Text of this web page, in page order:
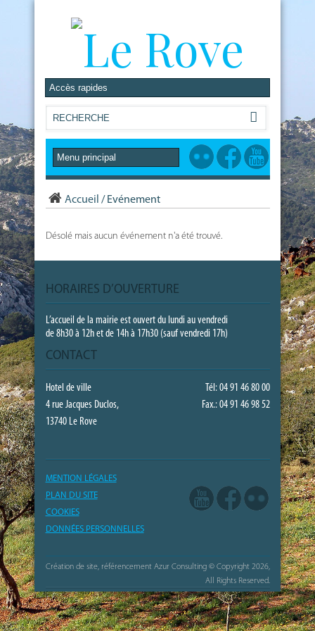
Accueil / Evénement
Désolé mais aucun événement n'a été trouvé.
HORAIRES D’OUVERTURE
L’accueil de la mairie est ouvert du lundi au vendredi
de 8h30 à 12h et de 14h à 17h30 (sauf vendredi 17h)
CONTACT
Hotel de ville
Tél: 04 91 46 80 00
4 rue Jacques Duclos,
Fax.: 04 91 46 98 52
13740 Le Rove
MENTION LÉGALES
PLAN DU SITE
COOKIES
DONNÉES PERSONNELLES
Création de site, référencement Azur Consulting © Copyright 2026,
All Rights Reserved.